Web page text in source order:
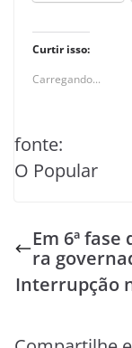
Curtir isso:
Carregando...
fonte:
O Popular
Em 6ª
ra
Interrupção